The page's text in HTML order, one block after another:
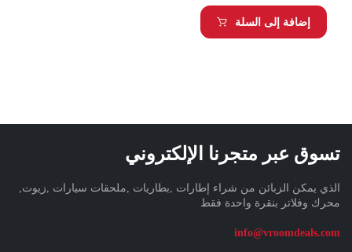
إضافة إلى السلة
تسوق عبر متجرنا الإلكتروني
الذي يمكن الزبائن من شراء إطارات ,بطاريات ,ملحقات سيارات ,زيوت,
محرك وفلاتر بنقرة واحدة فقط
info@vroomdeals.com